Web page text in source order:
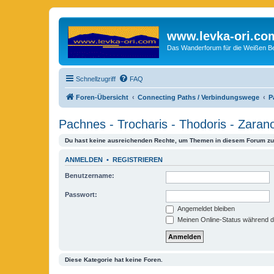
www.levka-
Das Wanderforum für die Weißen
Schnellzugriff FAQ
Foren-Übersicht Connecting Paths / Verbindungswege
Pachnes - Trocharis - Thodoris -
Du hast keine ausreichenden Rechte, um Themen in diesem Forum
ANMELDEN • REGISTRIEREN
Benutzername:
Passwort:
Angemeldet bleiben
Meinen Online-Status während
Diese Kategorie hat keine Foren.